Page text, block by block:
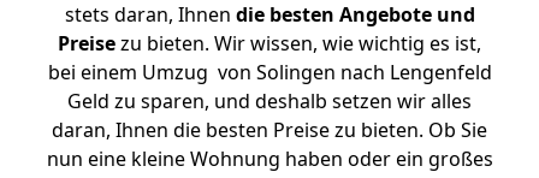
stets daran, Ihnen die besten Angebote und
Preisezu bieten. Wir wissen, wie wichtig es ist,
bei einem Umzug von Solingen nach Lengenfeld
Geld zu sparen, und deshalb setzen wir alles
daran, Ihnen die besten Preise zu bieten. Ob Sie
nun eine kleine Wohnung haben oder ein großes